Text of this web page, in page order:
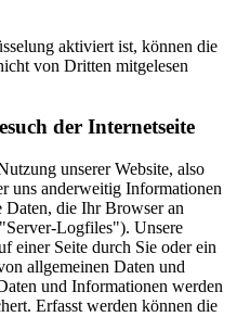
aktiviert ist, können die
von Dritten mitgelesen
der Internetseite
unserer Website, also
uns anderweitig Informationen
Daten, die Ihr Browser an
Logfiles"). Unsere
einer Seite durch Sie oder ein
allgemeinen Daten und
und Informationen werden
Erfasst werden können die